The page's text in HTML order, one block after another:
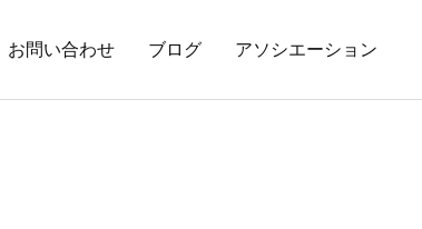
お問い合わせ ブログ アソシエーション